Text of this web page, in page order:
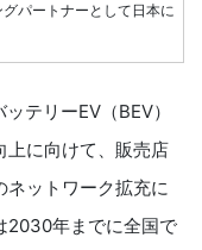
パートナーとして日本に
テリーEV（BEV）
上に向けて、販売店
ットワーク拡充に
2030年までに全国で